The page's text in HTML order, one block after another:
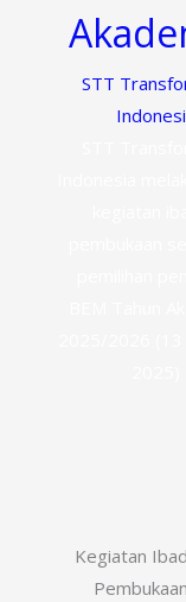
STT
Kegiatan
Pembukaan